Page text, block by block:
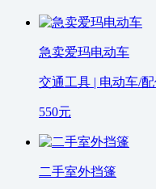
急卖爱玛电动车
交通工具 | 电动车/
550元
二手室外挡篷